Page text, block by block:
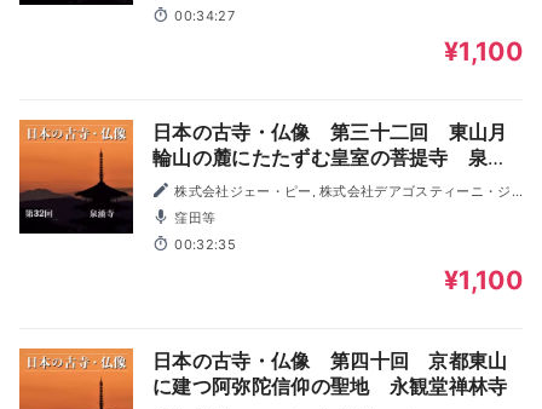
00:34:27
¥1,100
日本の古寺・仏像 第三十二回 東山月
輪山の麓にたたずむ皇室の菩提寺 泉涌
寺 株式会社ジェー・ピー, 株式会社デアゴスティーニ・ジ
ャパン
窪田等
00:32:35
¥1,100
日本の古寺・仏像 第四十回 京都東山
に建つ阿弥陀信仰の聖地 永観堂禅林寺